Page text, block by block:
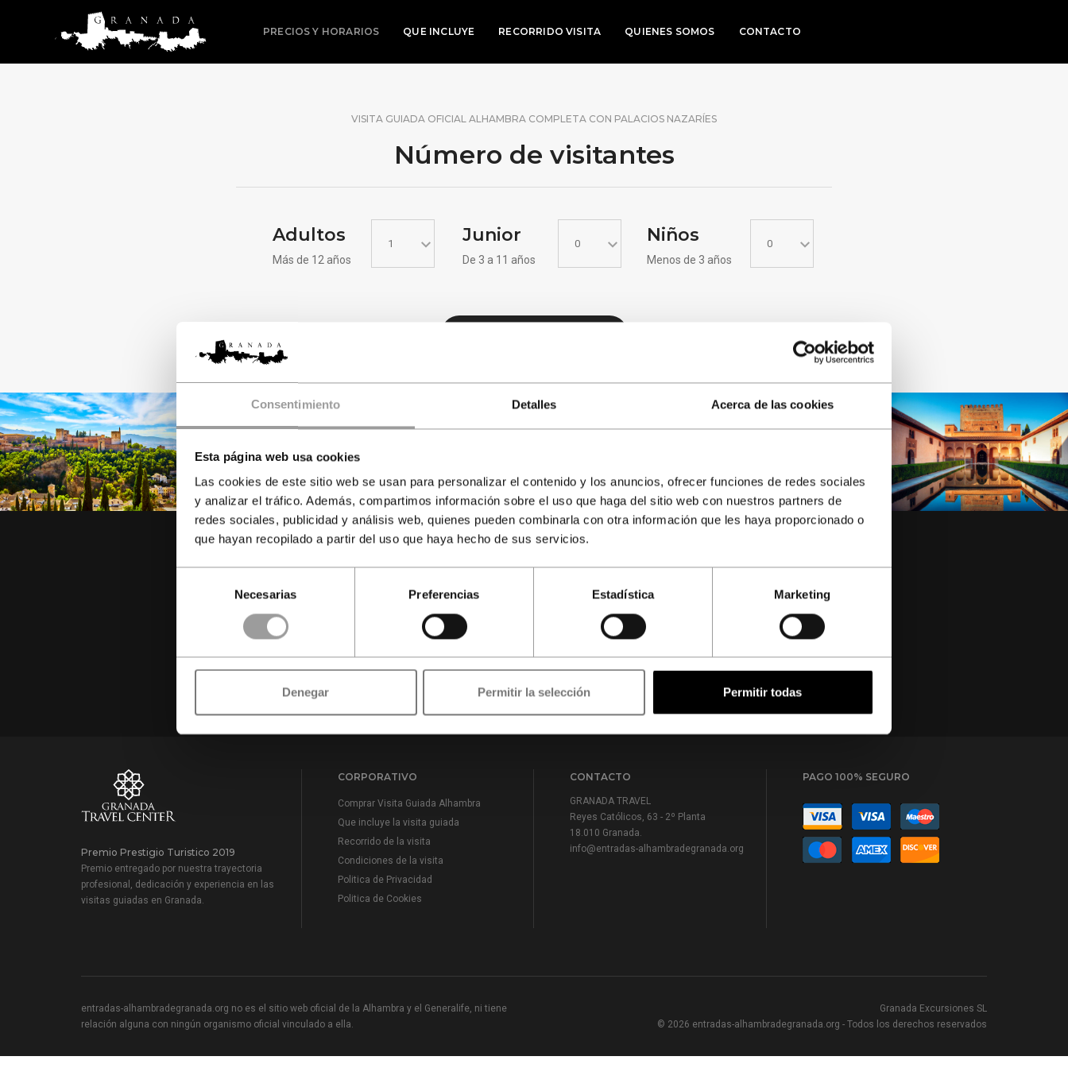
Consentimiento Detalles Acerca de las cookies
Esta página web usa cookies
Las cookies de este sitio web se usan para personalizar el contenido y los anuncios, ofrecer funciones de redes sociales
y analizar el tráfico. Además, compartimos información sobre el uso que haga del sitio web con nuestros partners de
redes sociales, publicidad y análisis web, quienes pueden combinarla con otra información que les haya proporcionado o
que hayan recopilado a partir del uso que haya hecho de sus servicios.
consentimiento
Necesarias Preferencias Estadística Marketing
Denegar Permitir la selección Permitir todas
PRECIOS Y HORARIOS QUE INCLUYE RECORRIDO VISITA QUIENES SOMOS CONTACTO
VISITA GUIADA OFICIAL ALHAMBRA COMPLETA CON PALACIOS NAZARÍES
Número de visitantes
Adultos
Más de 12 años
Junior
De 3 a 11 años
Niños
Menos de 3 años
Agente autorizado para la venta de
entradas a la Alhambra licencia CIAN-180792-3
Reserve online ahora y evítese colas de espera el día de su visita.
Premio Prestigio Turistico 2019
Premio entregado por nuestra trayectoria
profesional, dedicación y experiencia en las
visitas guiadas en Granada.
CORPORATIVO
Comprar Visita Guiada Alhambra
Que incluye la visita guiada
Recorrido de la visita
Condiciones de la visita
Politica de Privacidad
Politica de Cookies
CONTACTO
GRANADA TRAVEL
Reyes Católicos, 63 - 2º Planta
18.010 Granada.
info@entradas-alhambradegranada.org
PAGO 100% SEGURO
entradas-alhambradegranada.org no es el sitio web oficial de la Alhambra y el Generalife, ni tiene
relación alguna con ningún organismo oficial vinculado a ella.
Granada Excursiones SL
© 2026 entradas-alhambradegranada.org - Todos los derechos reservados